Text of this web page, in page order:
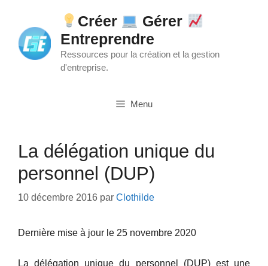
contenu
Créer
Gérer
Entreprendre
Ressources pour la création et la gestion
d'entreprise.
Menu
La délégation unique du
personnel (DUP)
10 décembre 2016 par Clothilde
Dernière mise à jour le 25 novembre 2020
La délégation unique du personnel (DUP) est une